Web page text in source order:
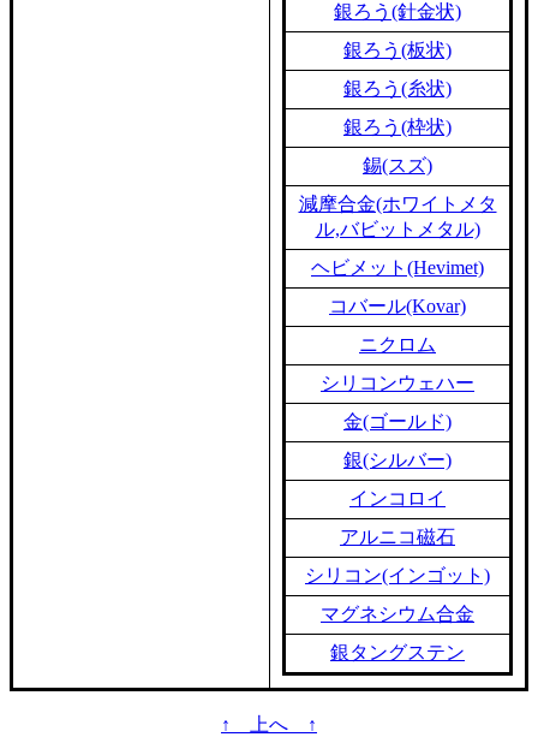
銀ろう(針金状)
銀ろう(板状)
銀ろう(糸状)
銀ろう(枠状)
錫(スズ)
減摩合金(ホワイトメタ
ル,バビットメタル)
ヘビメット(Hevimet)
コバール(Kovar)
ニクロム
シリコンウェハー
金(ゴールド)
銀(シルバー)
インコロイ
アルニコ磁石
シリコン(インゴット)
マグネシウム合金
銀タングステン
↑ 上へ ↑